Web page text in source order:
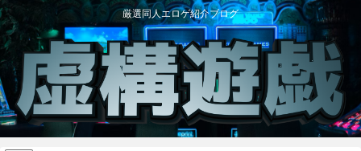
厳選同人エロゲ紹介ブログ